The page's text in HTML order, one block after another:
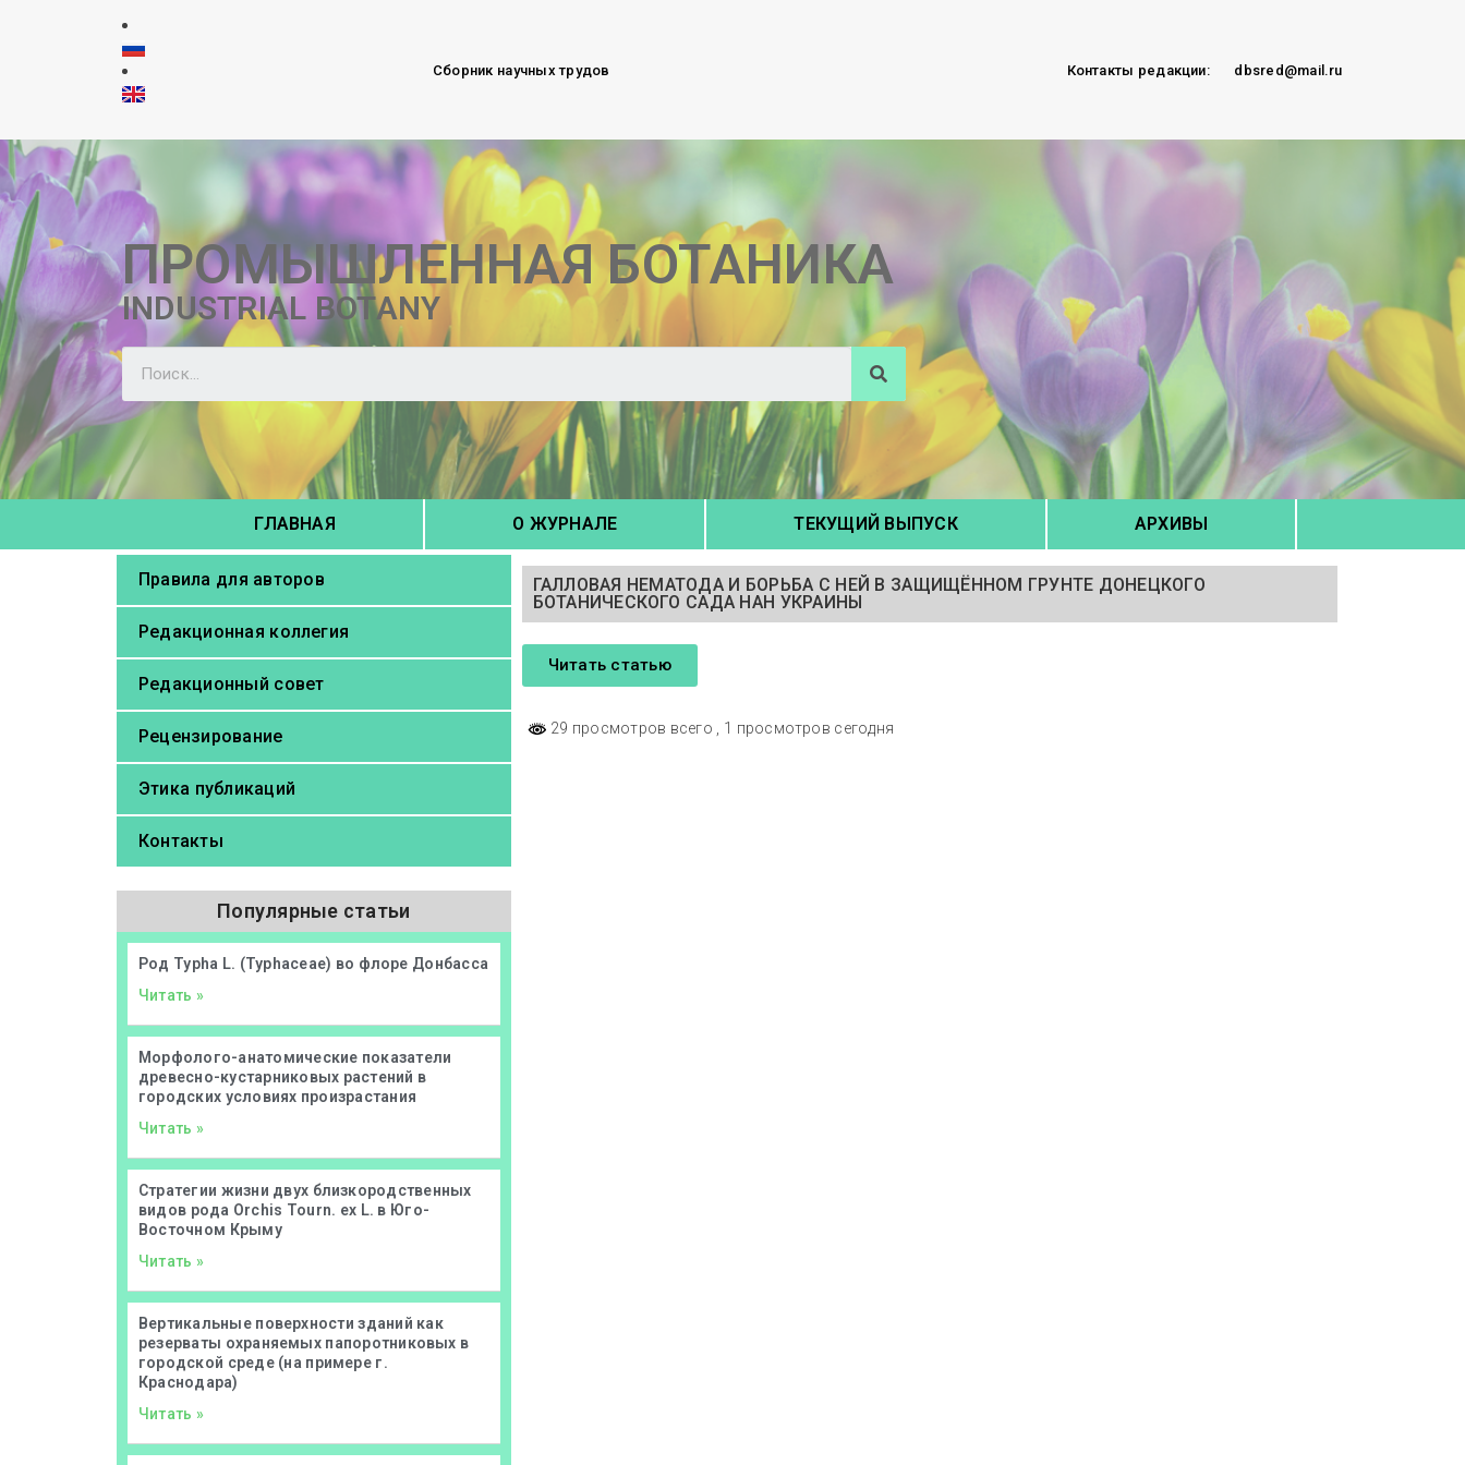
Сборник научных трудов Контакты редакции: dbsred@mail.ru
ПРОМЫШЛЕННАЯ БОТАНИКА
INDUSTRIAL BOTANY
ГЛАВНАЯ О ЖУРНАЛЕ ТЕКУЩИЙ ВЫПУСК АРХИВЫ
Правила для авторов
Редакционная коллегия
Редакционный совет
Рецензирование
Этика публикаций
Контакты
Популярные статьи
Род Typha L. (Typhaceae) во флоре Донбасса
Читать »
Морфолого-анатомические показатели
древесно-кустарниковых растений в
городских условиях произрастания
Читать »
Стратегии жизни двух близкородственных
видов рода Orchis Tourn. ex L. в Юго-
Восточном Крыму
Читать »
Вертикальные поверхности зданий как
резерваты охраняемых папоротниковых в
городской среде (на примере г.
Краснодара)
Читать »
ГАЛЛОВАЯ НЕМАТОДА И БОРЬБА С НЕЙ В ЗАЩИЩЁННОМ ГРУНТЕ ДОНЕЦКОГО
БОТАНИЧЕСКОГО САДА НАН УКРАИНЫ
Читать статью
29 просмотров всего , 1 просмотров сегодня